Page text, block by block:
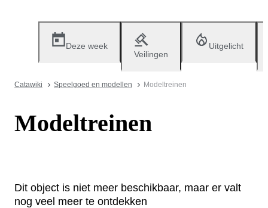
Deze week
Veilingen
Uitgelicht
Catawiki Speelgoed en modellen Modeltreinen
Modeltreinen
Dit object is niet meer beschikbaar, maar er valt
nog veel meer te ontdekken